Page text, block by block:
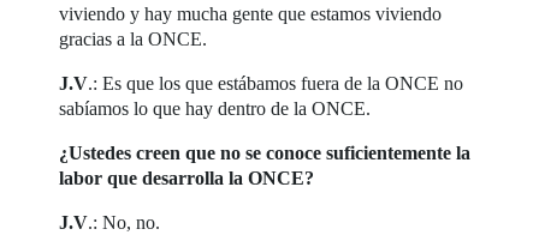
viviendo y hay mucha gente que estamos viviendo
gracias a la ONCE.
J.V.: Es que los que estábamos fuera de la ONCE no
sabíamos lo que hay dentro de la ONCE.
¿Ustedes creen que no se conoce suficientemente la
labor que desarrolla la ONCE?
J.V.: No, no.